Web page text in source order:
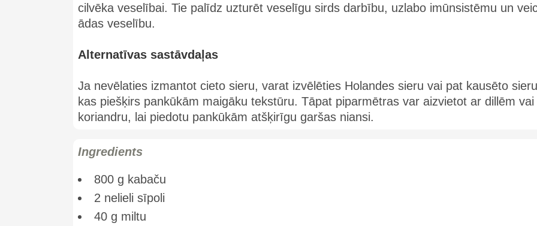
cilvēka veselībai. Tie palīdz uzturēt veselīgu sirds darbību, uzlabo imūnsistēmu un
ādas veselību.
Alternatīvas sastāvdaļas
Ja nevēlaties izmantot cieto sieru, varat izvēlēties Holandes sieru vai pat kausēto
kas piešķirs pankūkām maigāku tekstūru. Tāpat piparmētras var aizvietot ar dillēm vai
koriandru, lai piedotu pankūkām atšķirīgu garšas niansi.
Ingredients
800 g kabaču
2 nelieli sīpoli
40 g miltu